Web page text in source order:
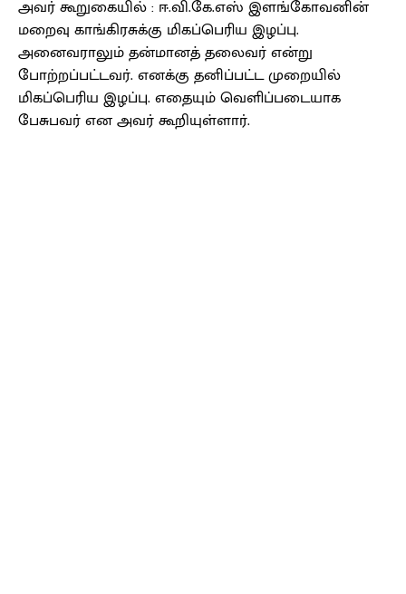
அவர் கூறுகையில் : ஈ.வி.கே.எஸ் இளங்கோவனின்
மறைவு காங்கிரசுக்கு மிகப்பெரிய இழப்பு.
அனைவராலும் தன்மானத் தலைவர் என்று
போற்றப்பட்டவர். எனக்கு தனிப்பட்ட முறையில்
மிகப்பெரிய இழப்பு. எதையும் வெளிப்படையாக
பேசுபவர் என அவர் கூறியுள்ளார்.